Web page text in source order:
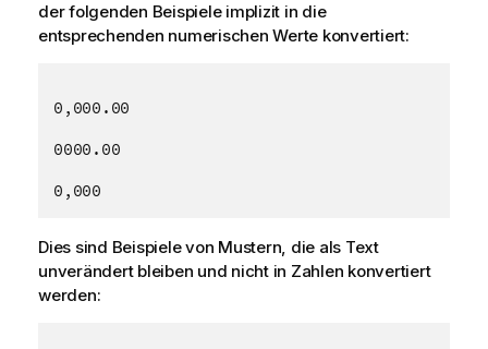
der folgenden Beispiele implizit in die
entsprechenden numerischen Werte konvertiert:
0,000.00
0000.00
0,000
Dies sind Beispiele von Mustern, die als Text
unverändert bleiben und nicht in Zahlen konvertiert
werden: